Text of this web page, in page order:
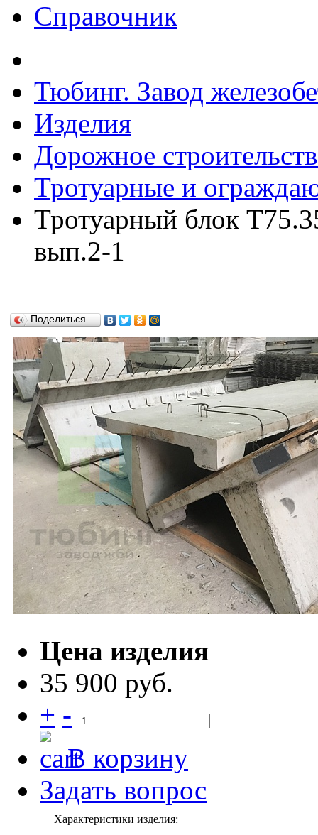
Справочник
Тюбинг. Завод
Изделия
Дорожное
Тротуарные и
Тротуарный блок
вып.2-1
Поделиться…
Цена изделия
35 900 руб.
+ -
В корзину
Задать вопрос
Характеристики изделия: